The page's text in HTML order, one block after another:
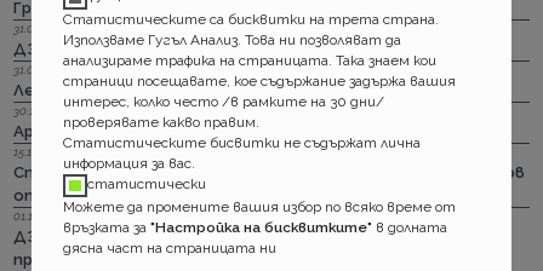
Групама: За каското
31.03.2023 г.
ДЗИ: Отличници в ликвидацията по каско
31.03.2023 г.
Лев Инс: Още месец на промоция по каско
30.11.2022 г.
Армеец: И асистанс за България по каско
15.11.2022 г.
Стикерът по гражданска отговорност с впечатляващ нов
опит да влезе в историята
01.11.2022 г.
ДЗИ: Стрийминг застраховката за злополука на промоция
през ноември
Статистическите са бисквитки на трета страна.
Използваме Гугъл Анализ. Това ни позволяват да
анализираме трафика на страницата. Така знаем кои
страници посещавате, кое съдържание задържа вашия
интерес, колко често /в рамките на 30 дни/
проверявате какво правим.
Статистическите бисвитки не съдържат лична
информация за вас.
статистически
Можете да промените вашия избор по всяко време от
връзката за "Настройка на бисквитките" в долната
дясна част на страницата ни